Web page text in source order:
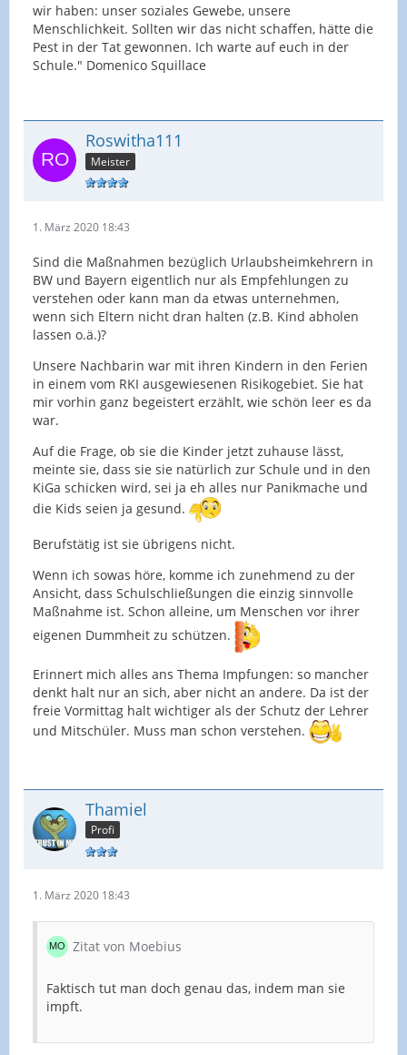
wir haben: unser soziales Gewebe, unsere
Menschlichkeit. Sollten wir das nicht schaffen, hätte die
Pest in der Tat gewonnen. Ich warte auf euch in der
Schule." Domenico Squillace
Roswitha111
Meister
1. März 2020 18:43
Sind die Maßnahmen bezüglich Urlaubsheimkehrern in
BW und Bayern eigentlich nur als Empfehlungen zu
verstehen oder kann man da etwas unternehmen,
wenn sich Eltern nicht dran halten (z.B. Kind abholen
lassen o.ä.)?
Unsere Nachbarin war mit ihren Kindern in den Ferien
in einem vom RKI ausgewiesenen Risikogebiet. Sie hat
mir vorhin ganz begeistert erzählt, wie schön leer es da
war.
Auf die Frage, ob sie die Kinder jetzt zuhause lässt,
meinte sie, dass sie sie natürlich zur Schule und in den
KiGa schicken wird, sei ja eh alles nur Panikmache und
die Kids seien ja gesund.
Berufstätig ist sie übrigens nicht.
Wenn ich sowas höre, komme ich zunehmend zu der
Ansicht, dass Schulschließungen die einzig sinnvolle
Maßnahme ist. Schon alleine, um Menschen vor ihrer
eigenen Dummheit zu schützen.
Erinnert mich alles ans Thema Impfungen: so mancher
denkt halt nur an sich, aber nicht an andere. Da ist der
freie Vormittag halt wichtiger als der Schutz der Lehrer
und Mitschüler. Muss man schon verstehen.
Thamiel
Profi
1. März 2020 18:43
Zitat von Moebius
Faktisch tut man doch genau das, indem man sie
impft.